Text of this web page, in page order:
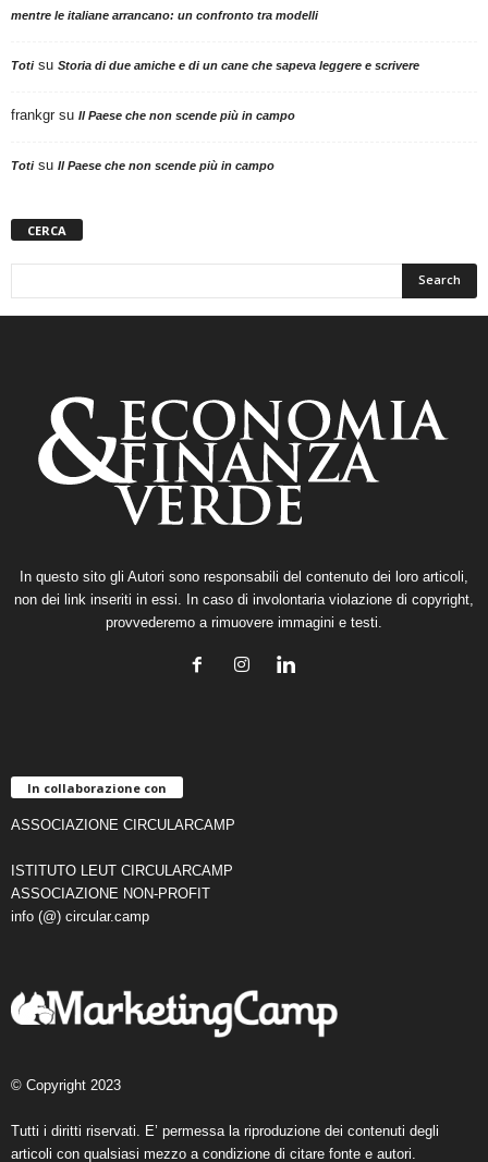
mentre le italiane arrancano: un confronto tra modelli
Totisu Storia di due amiche e di un cane che sapeva leggere e scrivere
frankgr su Il Paese che non scende più in campo
Totisu Il Paese che non scende più in campo
CERCA
In questo sito gli Autori sono responsabili del contenuto dei loro articoli,
non dei link inseriti in essi. In caso di involontaria violazione di copyright,
provvederemo a rimuovere immagini e testi.
In collaborazione con
ASSOCIAZIONE CIRCULARCAMP
ISTITUTO LEUT CIRCULARCAMP
ASSOCIAZIONE NON-PROFIT
info (@) circular.camp
© Copyright 2023
Tutti i diritti riservati. E’ permessa la riproduzione dei contenuti degli
articoli con qualsiasi mezzo a condizione di citare fonte e autori.